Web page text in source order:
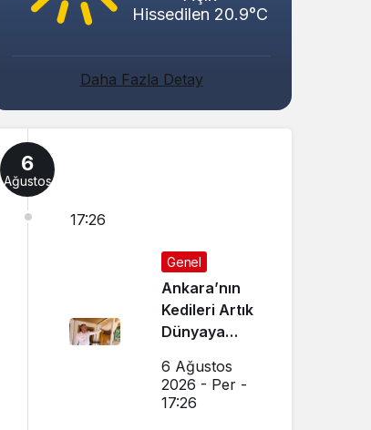
Hissedilen 20.9°C
Daha Fazla Detay
6
Ağustos
17:26
Genel
Ankara’nın
Kedileri Artık
Dünyaya
Tanıtılıyor
6 Ağustos
2026 - Per -
17:26